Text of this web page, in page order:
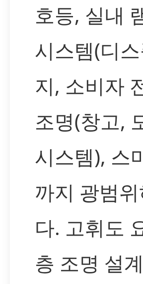
호등, 실내
시스템(디
지, 소비자
조명(창고,
시스템), 스
까지 광범
다. 고휘도
층 조명 설